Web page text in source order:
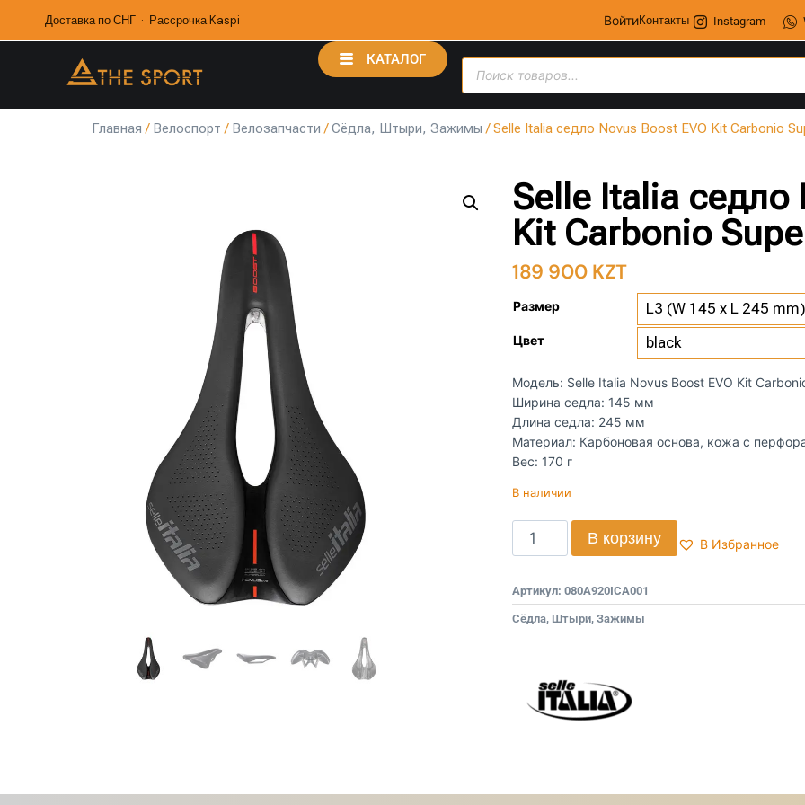
Доставка по СНГ · Рассрочка Kaspi ВойтиКонтакты Instagram
КАТАЛОГ
Главная / Велоспорт / Велозапчасти /Сёдла, Штыри, Зажимы / Selle Italia седло Novus Boost EVO Kit Carbonio
Selle Italia седло
Kit Carbonio
189 900 KZT
Размер
Цвет
Модель: Selle Italia Novus Boost EVO Kit
Ширина седла: 145 мм
Длина седла: 245 мм
Материал: Карбоновая основа, кожа с
Вес: 170 г
В наличии
В корзину В Избранное
Артикул: 080A920ICA001
Сёдла, Штыри, Зажимы